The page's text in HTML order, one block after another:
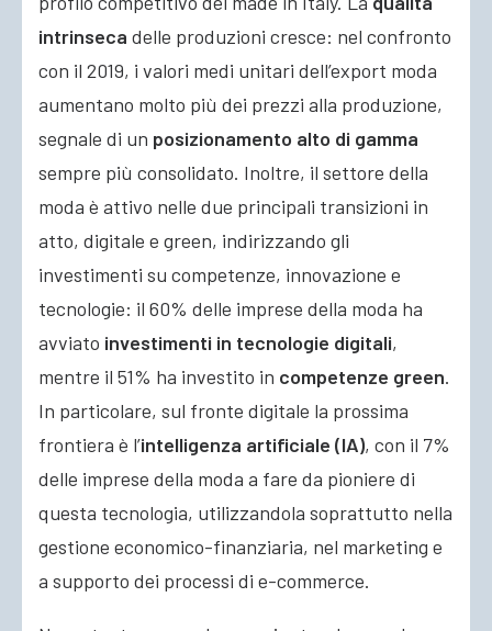
intrinseca delle produzioni cresce: nel confronto
con il 2019, i valori medi unitari dell’export moda
aumentano molto più dei prezzi alla produzione,
segnale di un posizionamento alto di gamma
sempre più consolidato. Inoltre, il settore della
moda è attivo nelle due principali transizioni in
atto, digitale e green, indirizzando gli
investimenti su competenze, innovazione e
tecnologie: il 60% delle imprese della moda ha
avviato investimenti in tecnologie digitali,
mentre il 51% ha investito in competenze green.
In particolare, sul fronte digitale la prossima
frontiera è l’intelligenza artificiale (IA), con il 7%
delle imprese della moda a fare da pioniere di
questa tecnologia, utilizzandola soprattutto nella
gestione economico-finanziaria, nel marketing e
a supporto dei processi di e-commerce.